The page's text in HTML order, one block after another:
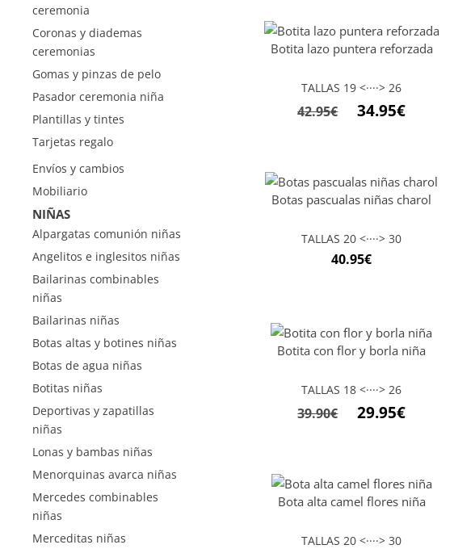
Botita lazo puntera reforzada
TALLAS 19 <····> 26
42.95€ 34.95€
Botas pascualas niñas charol
TALLAS 20 <····> 30
40.95€
Botita con flor y borla niña
TALLAS 18 <····> 26
39.90€ 29.95€
Bota alta camel flores niña
TALLAS 20 <····> 30
ceremonia
Coronas y diademas
ceremonias
Gomas y pinzas de pelo
Pasador ceremonia niña
Plantillas y tintes
Tarjetas regalo
Envíos y cambios
Mobiliario
NIÑAS
Alpargatas comunión niñas
Angelitos e inglesitos niñas
Bailarinas combinables
niñas
Bailarinas niñas
Botas altas y botines niñas
Botas de agua niñas
Botitas niñas
Deportivas y zapatillas
niñas
Lonas y bambas niñas
Menorquinas avarca niñas
Mercedes combinables
niñas
Merceditas niñas